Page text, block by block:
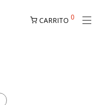
CARRITO 0